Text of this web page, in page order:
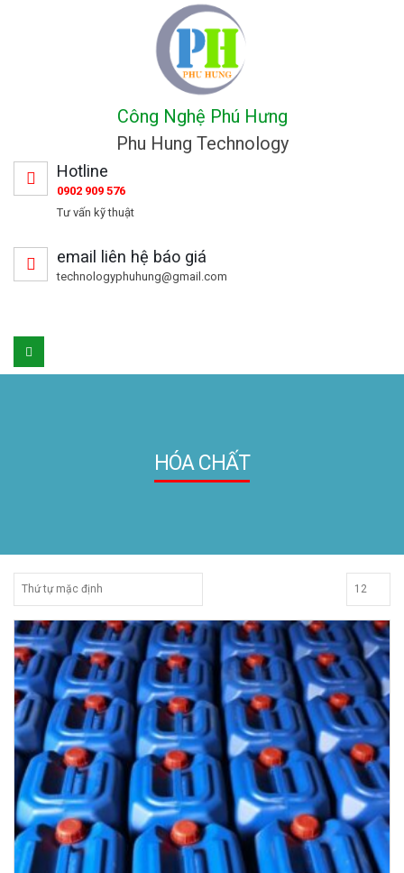
Công Nghệ Phú Hưng
Phu Hung Technology
Hotline
0902 909 576
Tư vấn kỹ thuật
email liên hệ báo giá
technologyphuhung@gmail.com
HÓA CHẤT